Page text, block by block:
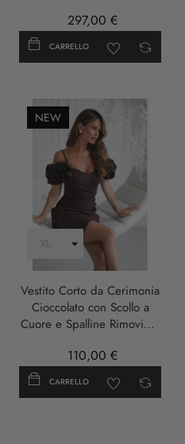
297,00 €
CARRELLO
NEW
Vestito Corto da Cerimonia
Cioccolato con Scollo a
Cuore e Spalline Rimovibili
110,00 €
CARRELLO